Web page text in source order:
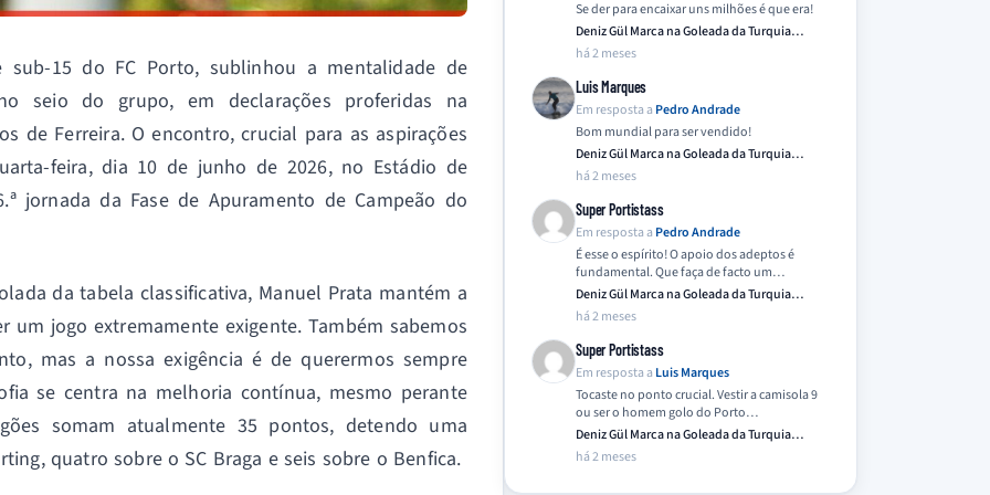
15 do FC Porto, sublinhou a mentalidade de
seio do grupo, em declarações proferidas na
de Ferreira. O encontro, crucial para as aspirações
feira, dia 10 de junho de 2026, no Estádio de
jornada da Fase de Apuramento de Campeão do
da tabela classificativa, Manuel Prata mantém a
um jogo extremamente exigente. Também sabemos
mas a nossa exigência é de querermos sempre
se centra na melhoria contínua, mesmo perante
somam atualmente 35 pontos, detendo uma
quatro sobre o SC Braga e seis sobre o Benfica.
Se der para encaixar uns milhões é que era!
Deniz Gül Marca na Goleada da Turquia
Frente…
há 2 meses
Luis Marques
Em resposta a Pedro Andrade
Bom mundial para ser vendido!
Deniz Gül Marca na Goleada da Turquia
Frente…
há 2 meses
Super Portistass
Em resposta a Pedro Andrade
É esse o espírito! O apoio dos adeptos é
fundamental. Que faça de facto um…
Deniz Gül Marca na Goleada da Turquia
Frente…
há 2 meses
Super Portistass
Em resposta a Luis Marques
Tocaste no ponto crucial. Vestir a camisola 9
ou ser o homem golo do Porto…
Deniz Gül Marca na Goleada da Turquia
Frente…
há 2 meses